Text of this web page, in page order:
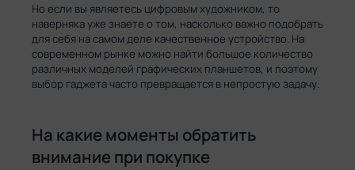
Но если вы являетесь цифровым художником, то
наверняка уже знаете о том, насколько важно подобрать
для себя на самом деле качественное устройство. На
современном рынке можно найти большое количество
различных моделей графических планшетов, и поэтому
выбор гаджета часто превращается в непростую задачу.
На какие моменты обратить
внимание при покупке